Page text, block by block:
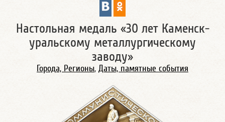
Настольная медаль «30 лет Каменск-
уральскому металлургическому
заводу»
Города, Регионы, Даты, памятные события